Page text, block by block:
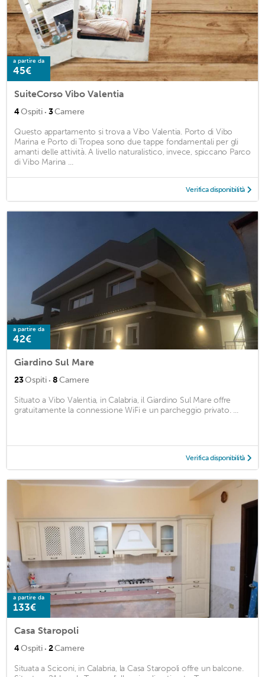
a partire da
45€
SuiteCorso Vibo Valentia
4Ospiti · 3Camere
Questo appartamento si trova a Vibo Valentia. Porto di Vibo
Marina e Porto di Tropea sono due tappe fondamentali per gli
amanti delle attività. A livello naturalistico, invece, spiccano Parco
di Vibo Marina ...
Verifica disponibilità
a partire da
42€
Giardino Sul Mare
23Ospiti · 8Camere
Situato a Vibo Valentia, in Calabria, il Giardino Sul Mare offre
gratuitamente la connessione WiFi e un parcheggio privato. ...
Verifica disponibilità
a partire da
133€
Casa Staropoli
4Ospiti · 2Camere
Situata a Sciconi, in Calabria, la Casa Staropoli offre un balcone.